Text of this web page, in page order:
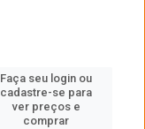
Faça seu login ou
cadastre-se para
ver preços e
comprar